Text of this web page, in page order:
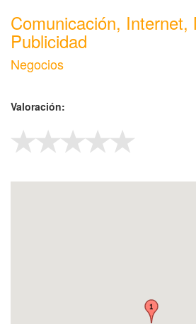
Comunicación, Internet,
Publicidad
Negocios
Valoración: